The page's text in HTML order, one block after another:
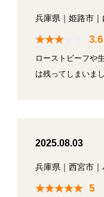
兵庫県 ｜ 姫路市｜
3.6
ローストビーフや
は残ってしまいまし
2025.08.03
兵庫県 ｜ 西宮市｜
5